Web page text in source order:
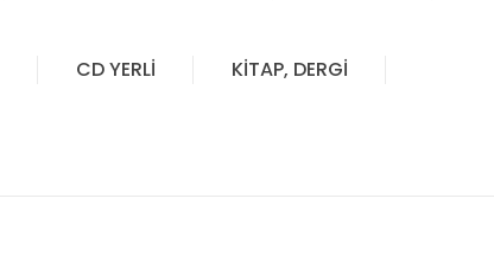
CD YERLİ KİTAP, DERGİ